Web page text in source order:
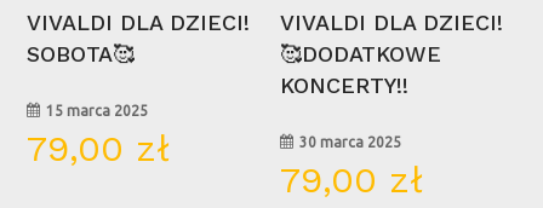
VIVALDI DLA DZIECI!
SOBOTA🥰
15 marca 2025
79,00 zł
VIVALDI DLA DZIECI!
🥰DODATKOWE
KONCERTY!!
30 marca 2025
79,00 zł